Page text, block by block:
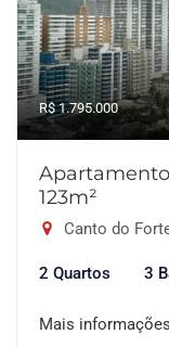
R$ 1.795.000
123m²
Canto do
2 Quartos 3
Mais informações